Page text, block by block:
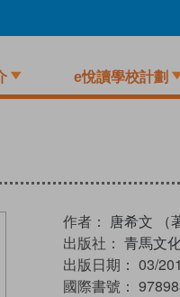
e悅讀學校計劃
作者： 唐希文 （
出版社： 青馬文
出版日期： 03/
國際書號：